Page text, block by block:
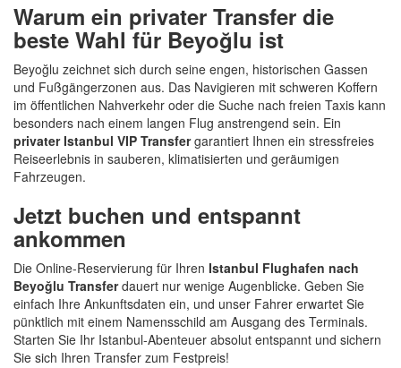
Warum ein privater Transfer die
beste Wahl für Beyoğlu ist
Beyoğlu zeichnet sich durch seine engen, historischen Gassen
und Fußgängerzonen aus. Das Navigieren mit schweren Koffern
im öffentlichen Nahverkehr oder die Suche nach freien Taxis kann
besonders nach einem langen Flug anstrengend sein. Ein
privater Istanbul VIP Transfergarantiert Ihnen ein stressfreies
Reiseerlebnis in sauberen, klimatisierten und geräumigen
Fahrzeugen.
Jetzt buchen und entspannt
ankommen
Die Online-Reservierung für Ihren Istanbul Flughafen nach
Beyoğlu Transferdauert nur wenige Augenblicke. Geben Sie
einfach Ihre Ankunftsdaten ein, und unser Fahrer erwartet Sie
pünktlich mit einem Namensschild am Ausgang des Terminals.
Starten Sie Ihr Istanbul-Abenteuer absolut entspannt und sichern
Sie sich Ihren Transfer zum Festpreis!